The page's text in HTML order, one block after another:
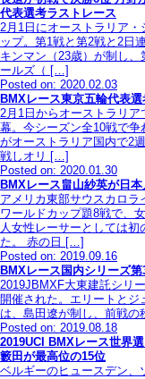
代表選考ラストレース
2月1日にオーストラリア
ップ。第1戦と第2戦と2日
キンマン（23歳）が制し
ールズ（ […]
Posted on: 2020.02.03
BMXレース東京五輪代表
2月1日からオーストラリ
幕。今シーズン全10戦で
がオーストラリア国内で2
戦しオリ […]
Posted on: 2020.01.30
BMXレース畠山紗英が日
アメリカ東部サウスカロ
ワールドカップ題8戦で、
人女性レーサーとしては初
た。 赤の日 […]
Posted on: 2019.09.16
BMXレース国内シリーズ
2019JBMXF大東建託シリ
開催された。エリートと
は、島田遼が制し、前戦
Posted on: 2019.08.18
2019UCI BMXレース世界
籔田が最高位の15位
ベルギーのヒュースデン